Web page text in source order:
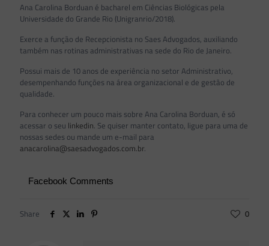
Ana Carolina Borduan é bacharel em Ciências Biológicas pela
Universidade do Grande Rio (Unigranrio/2018).
Exerce a função de Recepcionista no Saes Advogados, auxiliando
também nas rotinas administrativas na sede do Rio de Janeiro.
Possui mais de 10 anos de experiência no setor Administrativo,
desempenhando funções na área organizacional e de gestão de
qualidade.
Para conhecer um pouco mais sobre Ana Carolina Borduan, é só
acessar o seu linkedin. Se quiser manter contato, ligue para uma de
nossas sedes ou mande um e-mail para
anacarolina@saesadvogados.com.br.
Facebook Comments
Share 0